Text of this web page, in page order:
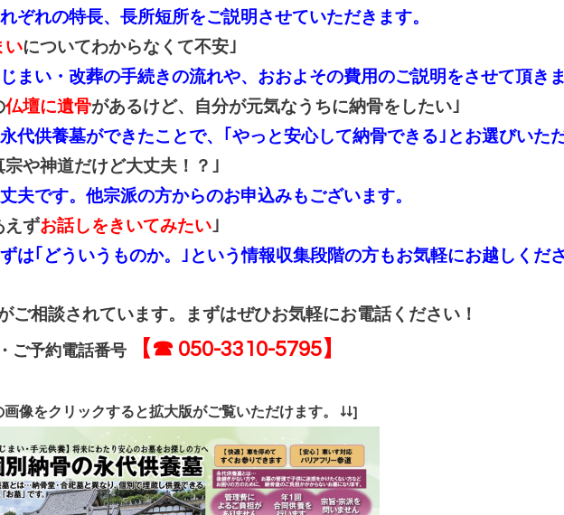
ぞれの特長、長所短所をご説明させていただきます。
いについてわからなくて不安｣
まい・改葬の手続きの流れや、おおよその費用のご説明をさせて頂き
仏壇に遺骨があるけど、自分が元気なうちに納骨をしたい｣
代供養墓ができたことで、｢やっと安心して納骨できる｣とお選びいた
や神道だけど大丈夫！？｣
夫です。他宗派の方からのお申込みもございます。
ずお話しをきいてみたい｣
は｢どういうものか。｣という情報収集段階の方もお気軽にお越しくだ
ご相談されています。まずはぜひお気軽にお電話ください！
ご予約電話番号 【☎ 050-3310-5795】
画像をクリックすると拡大版がご覧いただけます。 ↓↓]